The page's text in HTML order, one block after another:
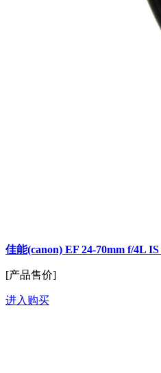
佳能(canon) EF 24-70mm f/4L
[产品售价]
进入购买